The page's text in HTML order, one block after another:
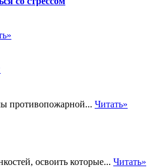
противопожарной... Читать»
освоить которые... Читать»